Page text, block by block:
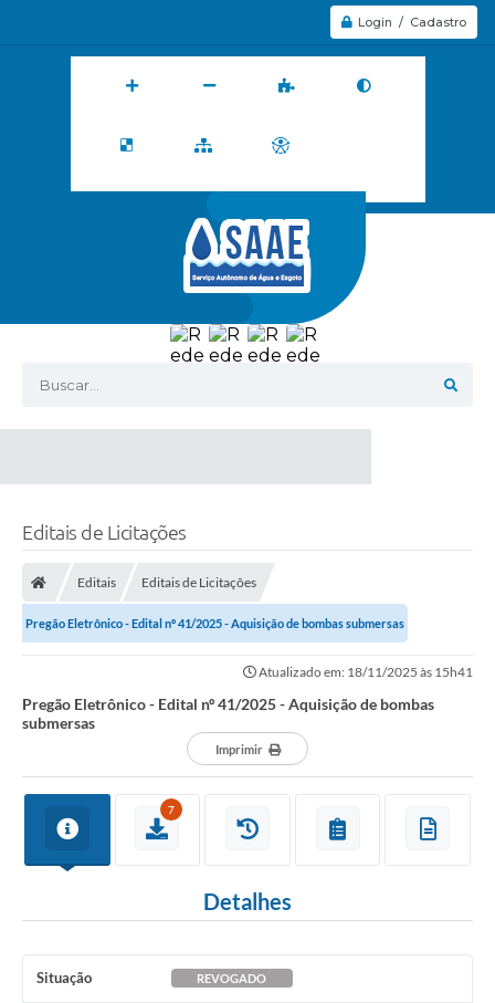
Login / Cadastro
Buscar...
Editais de Licitações
Editais Editais de Licitações
Pregão Eletrônico - Edital nº 41/2025 - Aquisição de bombas submersas
Atualizado em: 18/11/2025 às 15h41
Pregão Eletrônico - Edital nº 41/2025 - Aquisição de bombas
submersas
Imprimir
7
Detalhes
Situação REVOGADO